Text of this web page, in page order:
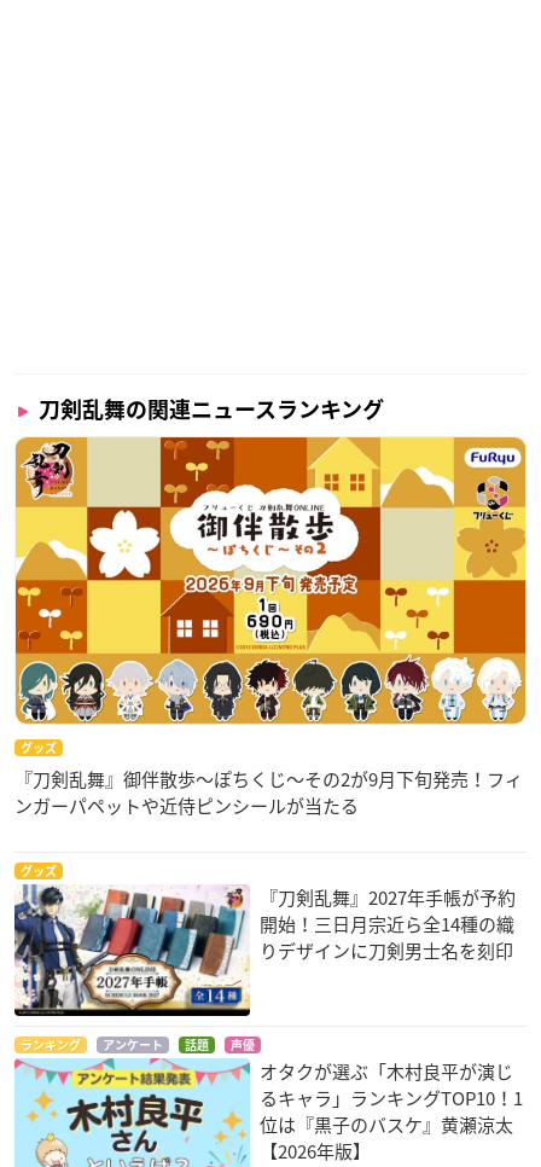
刀剣乱舞の関連ニュースランキング
グッズ
『刀剣乱舞』御伴散歩～ぽちくじ～その2が9月下旬発売！フィ
ンガーパペットや近侍ピンシールが当たる
グッズ
『刀剣乱舞』2027年手帳が予約
開始！三日月宗近ら全14種の織
りデザインに刀剣男士名を刻印
ランキング アンケート 話題 声優
オタクが選ぶ「木村良平が演じ
るキャラ」ランキングTOP10！1
位は『黒子のバスケ』黄瀬涼太
【2026年版】